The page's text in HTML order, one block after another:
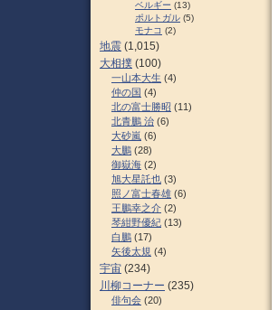
ベルギー (13)
ポルトガル (5)
モナコ (2)
地震 (1,015)
大相撲 (100)
一山本大生 (4)
仲の国 (4)
北の富士勝昭 (11)
北青鵬 治 (6)
大砂嵐 (6)
大鵬 (28)
御嶽海 (2)
旭大星託也 (3)
照ノ富士春雄 (6)
王鵬幸之介 (2)
琴紺野優紀 (13)
白鵬 (17)
矢後太規 (4)
宇宙 (234)
川柳コーナー (235)
俳句会 (20)